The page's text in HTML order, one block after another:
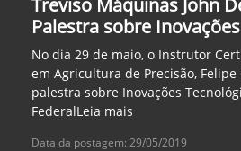
Palestra sobre
No dia 29 de maio, o Instrutor
em Agricultura de Precisão,
palestra sobre Inovações
FederalLeia mais
Data da postagem: 29/05/2019